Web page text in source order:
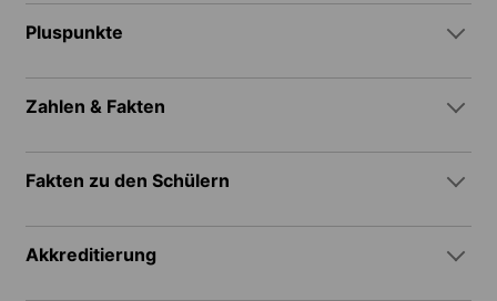
Pluspunkte
Zahlen & Fakten
Fakten zu den Schülern
Akkreditierung